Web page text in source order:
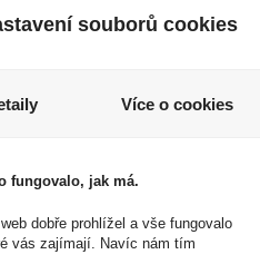
Capitan Bucanero Elixir
Dominicano 7YO 0,7l
34%
399 Kč
souborů cookies
Více o cookies
fungovalo, jak má.
dobře prohlížel a vše fungovalo
vás zajímají. Navíc nám tím